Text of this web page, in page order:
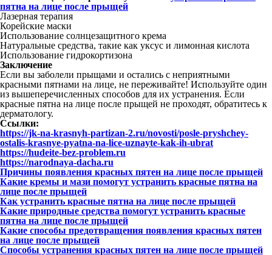
пятна на лице после прыщей
Лазерная терапия
Корейские маски
Использование солнцезащитного крема
Натуральные средства, такие как уксус и лимонная кислота
Использование гидрокортизона
Заключение
Если вы заболели прыщами и остались с неприятными
красными пятнами на лице, не переживайте! Используйте один
из вышеперечисленных способов для их устранения. Если
красные пятна на лице после прыщей не проходят, обратитесь к
дерматологу.
Ссылки:
https://jk-na-krasnyh-partizan-2.ru/novosti/posle-pryshchey-
ostalis-krasnye-pyatna-na-lice-uznayte-kak-ih-ubrat
https://hudeite-bez-problem.ru
https://narodnaya-dacha.ru
Причины появления красных пятен на лице после прыщей
Какие кремы и мази помогут устранить красные пятна на
лице после прыщей
Как устранить красные пятна на лице после прыщей
Какие природные средства помогут устранить красные
пятна на лице после прыщей
Какие способы предотвращения появления красных пятен
на лице после прыщей
Способы устранения красных пятен на лице после прыщей